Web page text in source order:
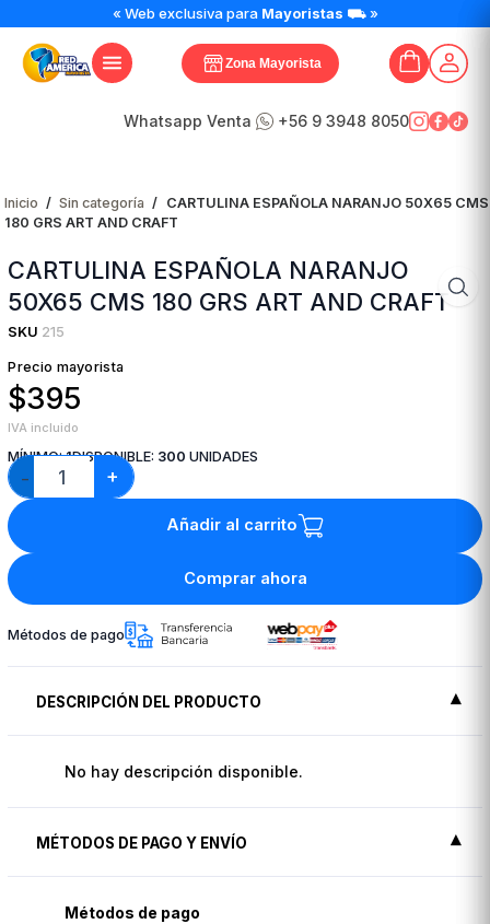
« Web exclusiva para Mayoristas ⛟ »
Zona Mayorista
Whatsapp Venta +56 9 3948 8050
Inicio / Sin categoría / CARTULINA ESPAÑOLA NARANJO 50X65 CMS
180 GRS ART AND CRAFT
CARTULINA ESPAÑOLA NARANJO
50X65 CMS 180 GRS ART AND CRAFT
SKU 215
Precio mayorista
$395
IVA incluido
MÍNIMO:1DISPONIBLE: 300 UNIDADES
−
CARTULINA
ESPAÑOLA
NARANJO
50X65
CRAFT
cantidad
+
Añadir al carrito
Comprar ahora
Métodos de pago
DESCRIPCIÓN DEL PRODUCTO
No hay descripción disponible.
MÉTODOS DE PAGO Y ENVÍO
Métodos de pago